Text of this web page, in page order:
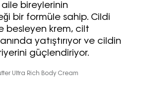
bireylerinin
bir formüle sahip. Cildi
besleyen krem, cilt
yatıştırıyor ve cildin
güçlendiriyor.
Ultra Rich Body Cream